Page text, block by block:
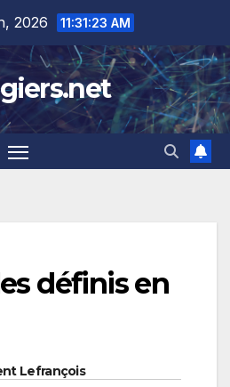
2026 11:31:24 AM
définis en
Lefrançois